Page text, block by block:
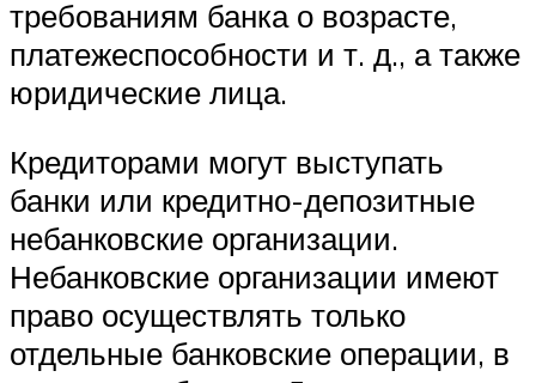
требованиям банка о возрасте,
платежеспособности и т. д., а также
юридические лица.
Кредиторами могут выступать
банки или кредитно-депозитные
небанковские организации.
Небанковские организации имеют
право осуществлять только
отдельные банковские операции, в